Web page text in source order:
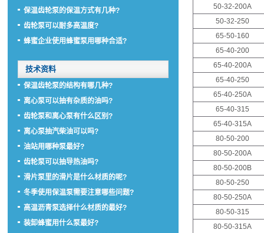
50-32-200A
50-32-250
65-50-160
65-40-200
65-40-200A
65-40-250
65-40-250A
65-40-315
65-40-315A
80-50-200
80-50-200A
80-50-200B
80-50-250
80-50-250A
80-50-315
80-50-315A
保温齿轮泵的保温方式有几种?
齿轮泵可以耐多高温度?
蜂蜜企业使用蜂蜜泵用哪种合适?
技术资料
保温齿轮泵的结构有哪几种?
离心泵可以抽有杂质的油吗?
齿轮泵和离心泵有什么区别?
离心泵抽汽柴油可以吗?
油站用哪种泵最好?
齿轮泵可以抽导热油吗?
滑片泵里的滑片是什么材质的呢?
冬季使用保温泵需要注意哪些问题?
高温沥青泵选择什么材质的最好?
装卸蜂蜜用什么泵最好?